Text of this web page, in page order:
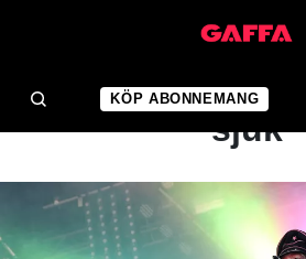
KÖP ABONNEMANG
NYHET
Svensk
sjuk